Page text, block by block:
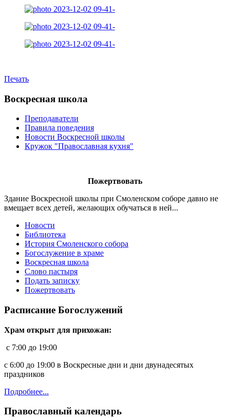
Печать
Воскресная школа
Преподаватели
Правила поведения
Новости Воскресной школы
Кружок "Православная кухня"
Пожертвовать
Здание Воскресной школы при Смоленском соборе давно не
вмещает всех детей, желающих обучаться в ней...
Новости
Библиотека
История Смоленского собора
Богослужение в храме
Воскресная школа
Слово пастыря
Подать записку
Пожертвовать
Расписание Богослужений
Храм открыт для прихожан:
c 7:00 до 19:00
с 6:00 до 19:00 в Воскресные дни и дни двунадесятых
праздников
Подробнее...
Православный календарь